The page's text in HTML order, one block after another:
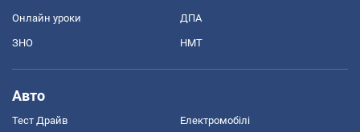
Онлайн уроки ДПА
ЗНО НМТ
Авто
Тест Драйв Електромобілі